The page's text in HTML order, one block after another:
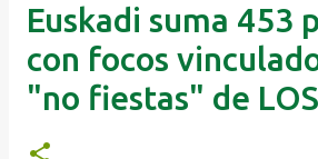
Euskadi suma 453
con focos
"no fiestas" de